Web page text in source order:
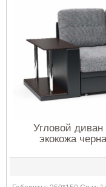
Угловой
экокожа